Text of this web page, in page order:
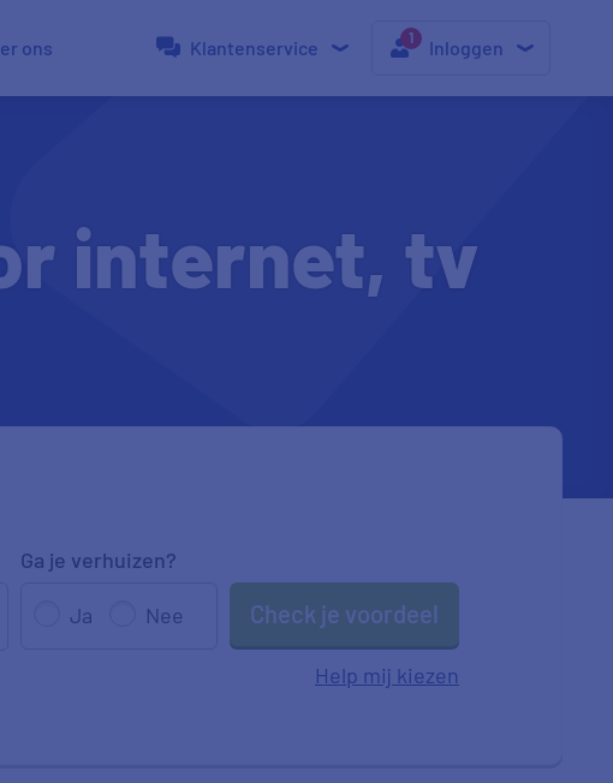
ons Klantenservice Inloggen
internet, tv
Ga je verhuizen?
Ja Nee Check je voordeel
Help mij kiezen